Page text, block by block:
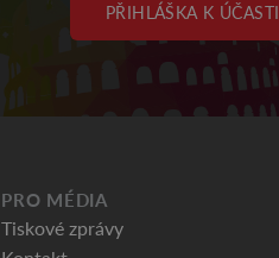
PŘIHLÁŠKA K ÚČASTI
PRO MÉDIA
Tiskové zprávy